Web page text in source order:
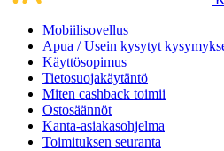
Mobiilisovellus
Apua / Usein kysytyt
Käyttösopimus
Tietosuojakäytäntö
Miten cashback toimii
Ostosäännöt
Kanta-asiakasohjelma
Toimituksen seuranta